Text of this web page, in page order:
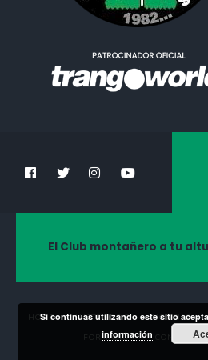
El Club montañero a tu
HOME ¡HAZTE SOCIO! NOTICIAS
FORMACIÓN
CONTACTA
Si continuas utilizando este sitio
información